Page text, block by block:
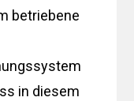
betriebene
in diesem